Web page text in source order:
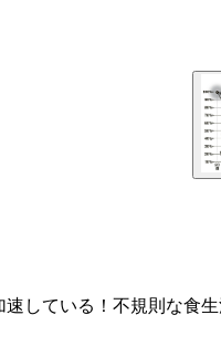
している！不規則な